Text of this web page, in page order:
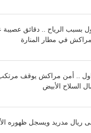
بسبب الرياح .. دقائق عصيبة
في مطار المنارة
.. أمن مراكش يوقف
السلاح الأبيض
ريال مدريد ويسجل ظهوره